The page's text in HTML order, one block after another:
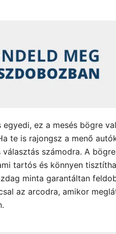
egyedi, ez a mesés bögre
te is rajongsz a menő
számodra. A
tartós és könnyen
minta garantáltan
az arcodra, amikor